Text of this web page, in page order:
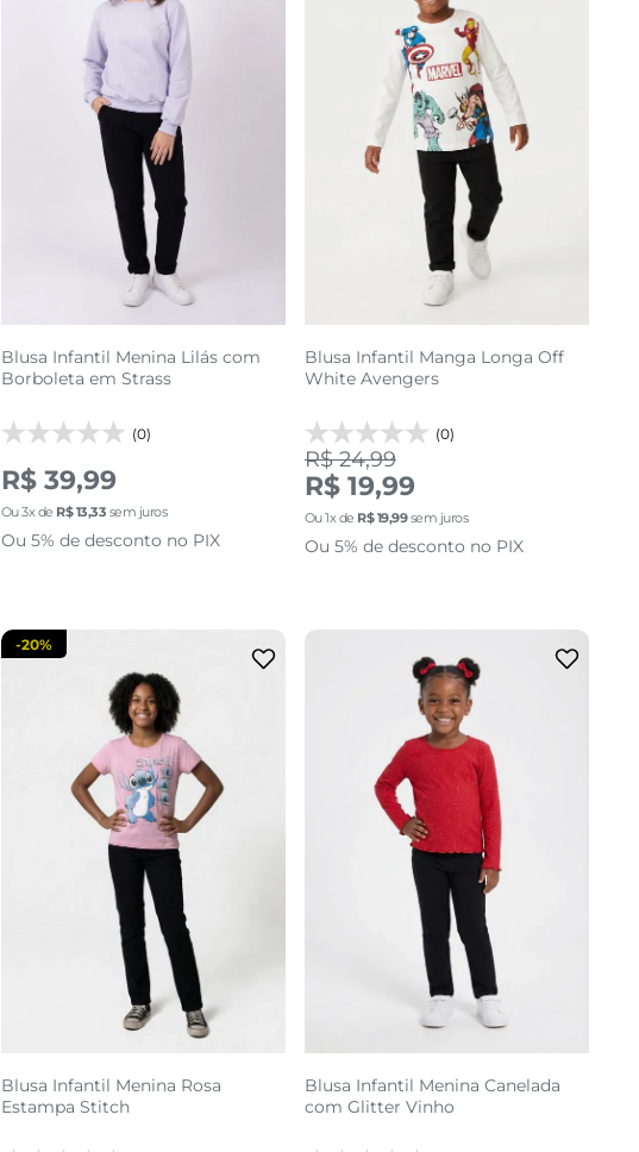
12
adicionar a sacola
Blusa Infantil Menina Lilás com
Borboleta em Strass
(0)
R$ 39,99
Ou3x de R$ 13,33 sem juros
Ou 5% de desconto no PIX
4
adicionar a sacola
Blusa Infantil Manga Longa Off
White Avengers
(0)
R$ 24,99
R$ 19,99
Ou1x de R$19,99sem juros
Ou 5% de desconto no PIX
adicionar a sacola
Blusa Infantil Menina Rosa
Estampa Stitch
-20%
6 8
adicionar a sacola
Blusa Infantil Menina Canelada
com Glitter Vinho